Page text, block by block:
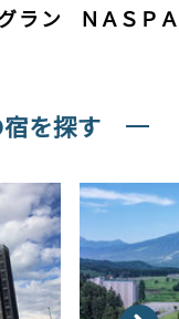
ラン
ＮＡＳＰ
を探す